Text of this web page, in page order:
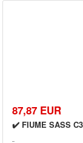
87,87 EUR
✔️ FIUME SASS